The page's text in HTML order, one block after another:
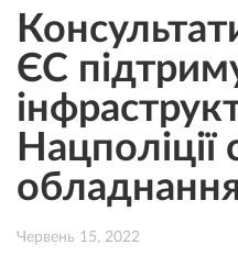
ЄС
Нацполіції
Червень 15, 2022